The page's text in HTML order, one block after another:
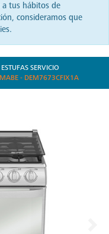
a tus hábitos de
consideramos que
ESTUFAS SERVICIO
- DEM7673CFIX1A